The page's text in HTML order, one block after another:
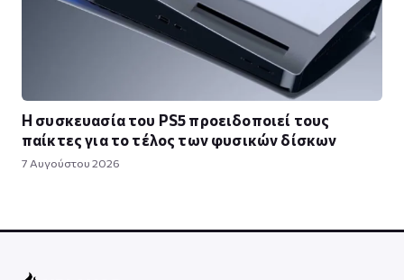
Η συσκευασία του PS5 προειδοποιεί τους
παίκτες για το τέλος των φυσικών δίσκων
7 Αυγούστου 2026